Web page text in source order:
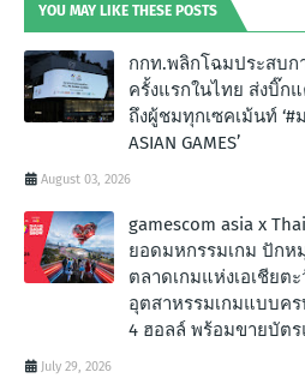
YOU MAY LIKE THESE POSTS
กกท.พลิกโฉมประสบก
ครั้งแรกในไทย ส่งบิ๊ก
ถึงผู้ชมทุกเซคเม้นท์ ‘#
ASIAN GAMES’
August 03, 2026
gamescom asia x
ยอดมหกรรมเกม ปักห
ตลาดเกมแห่งเอเชียต
อุตสาหรรมเกมแบบคร
4 ฮอลล์ พร้อมขายบัต
July 29, 2026